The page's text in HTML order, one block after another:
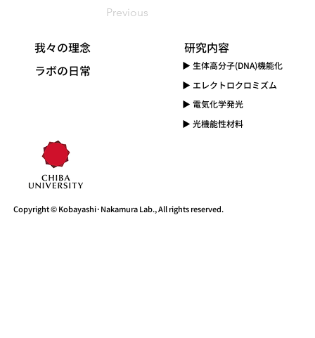
Previous
我々の理念
​ラボの日常
​研究内容
▶ 生体高分子(DNA)機能化
​▶ エレクトロクロミズム
▶ 電気化学発光
▶ 光機能性材料
Copyright © Kobayashi･Nakamura Lab., All rights reserved.